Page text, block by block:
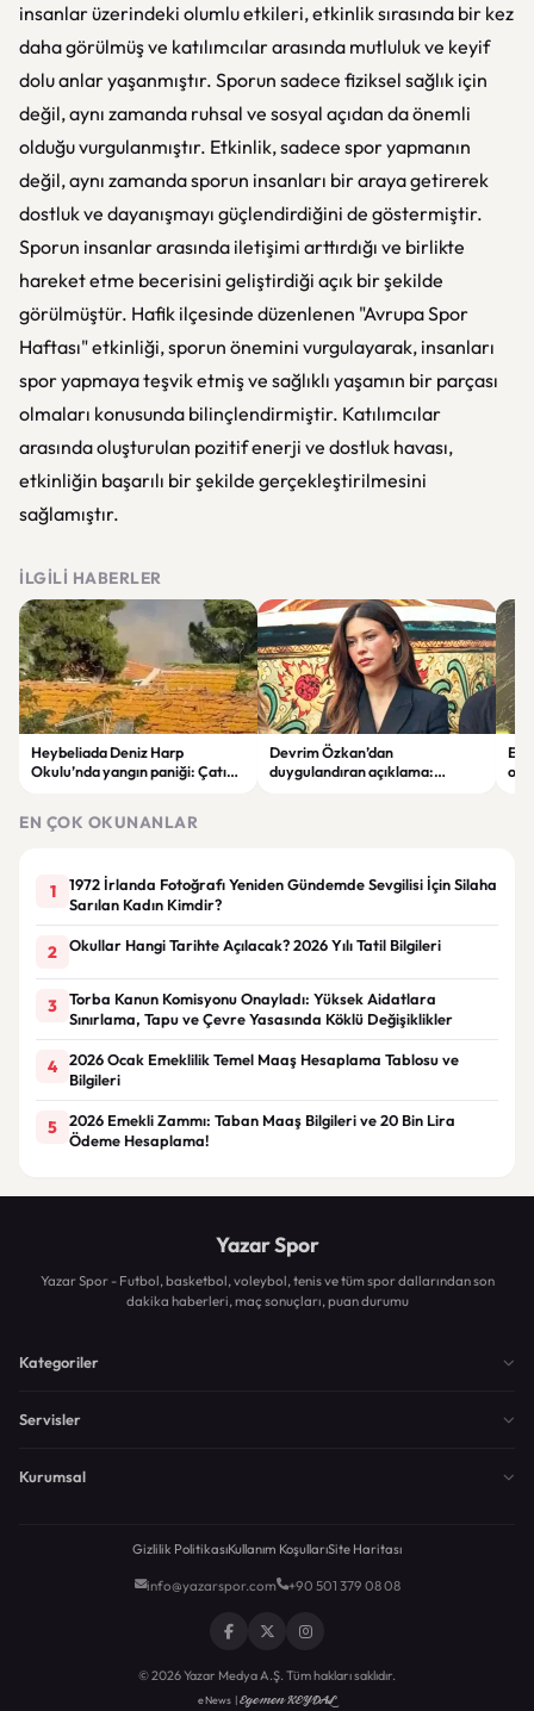
insanlar üzerindeki olumlu etkileri, etkinlik sırasında bir kez
daha görülmüş ve katılımcılar arasında mutluluk ve keyif
dolu anlar yaşanmıştır. Sporun sadece fiziksel sağlık için
değil, aynı zamanda ruhsal ve sosyal açıdan da önemli
olduğu vurgulanmıştır. Etkinlik, sadece spor yapmanın
değil, aynı zamanda sporun insanları bir araya getirerek
dostluk ve dayanışmayı güçlendirdiğini de göstermiştir.
Sporun insanlar arasında iletişimi arttırdığı ve birlikte
hareket etme becerisini geliştirdiği açık bir şekilde
görülmüştür. Hafik ilçesinde düzenlenen "Avrupa Spor
Haftası" etkinliği, sporun önemini vurgulayarak, insanları
spor yapmaya teşvik etmiş ve sağlıklı yaşamın bir parçası
olmaları konusunda bilinçlendirmiştir. Katılımcılar
arasında oluşturulan pozitif enerji ve dostluk havası,
etkinliğin başarılı bir şekilde gerçekleştirilmesini
sağlamıştır.
İLGILI HABERLER
Heybeliada Deniz Harp
Okulu’nda yangın paniği: Çatıda
Devrim Özkan’dan
duygulandıran açıklama:
EN ÇOK OKUNANLAR
1
1972 İrlanda Fotoğrafı Yeniden Gündemde Sevgilisi İçin Silaha
Sarılan Kadın Kimdir?
2 Okullar Hangi Tarihte Açılacak? 2026 Yılı Tatil Bilgileri
3
Torba Kanun Komisyonu Onayladı: Yüksek Aidatlara
Sınırlama, Tapu ve Çevre Yasasında Köklü Değişiklikler
4
2026 Ocak Emeklilik Temel Maaş Hesaplama Tablosu ve
Bilgileri
5
2026 Emekli Zammı: Taban Maaş Bilgileri ve 20 Bin Lira
Ödeme Hesaplama!
Yazar Spor
Yazar Spor - Futbol, basketbol, voleybol, tenis ve tüm spor dallarından son
dakika haberleri, maç sonuçları, puan durumu
Kategoriler
Servisler
Kurumsal
Gizlilik PolitikasıKullanım KoşullarıSite Haritası
info@yazarspor.com +90 501 379 08 08
© 2026 Yazar Medya A.Ş. Tüm hakları saklıdır.
eNews |Egemen KEYDAL